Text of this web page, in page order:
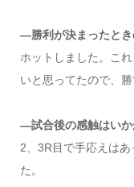
―勝利が決まったとき
ホットしました。こ
いと思ってたので、勝
―試合後の感触はいか
2、3R目で手応えは
た。